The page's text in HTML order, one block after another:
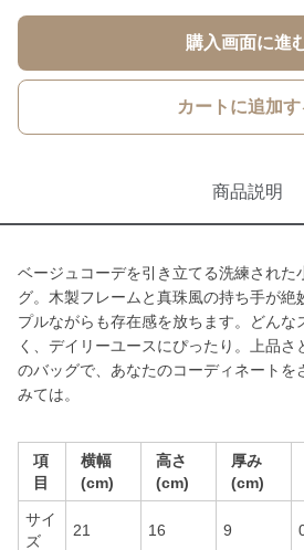
購入画面に進
カートに追加す
商品説明
ベージュコーデを引き立てる洗練された
グ。木製フレームと真珠風の持ち手が絶
プルながらも存在感を放ちます。どんな
く、デイリーユースにぴったり。上品さ
のバッグで、あなたのコーディネートを
みては。
項
目
横幅
(cm)
高さ
(cm)
厚み
(cm)
サイ
ズ
21 16 9